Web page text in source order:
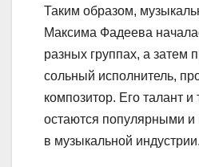
Таким образом,
Максима Фадеева
разных группах, а затем
сольный исполнитель,
композитор. Его талант и
остаются популярными
в музыкальной индустрии.